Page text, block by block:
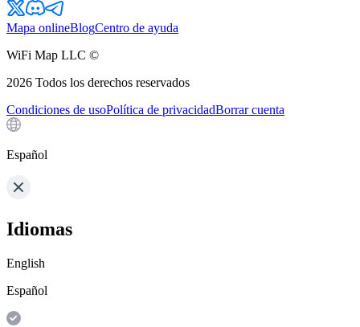
Mapa onlineBlogCentro de ayuda
WiFi Map LLC ©
2026 Todos los derechos reservados
Condiciones de usoPolítica de privacidadBorrar cuenta
Español
Idiomas
English
Español